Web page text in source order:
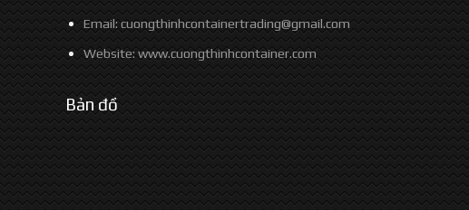
Email: cuongthinhcontainertrading@gmail.com
Website:www.cuongthinhcontainer.com
Bản đồ